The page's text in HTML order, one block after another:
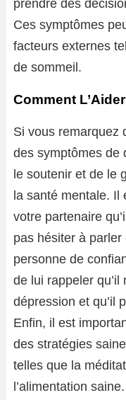
prendre des
Ces symptômes
facteurs externes
de sommeil.
Comment L’Aider
Si vous remarquez
des symptômes de
le soutenir et de le
la santé mentale.
votre partenaire
pas hésiter à
personne de
de lui rappeler qu’il
dépression et qu’il
Enfin, il est
des stratégies
telles que la
l’alimentation saine.